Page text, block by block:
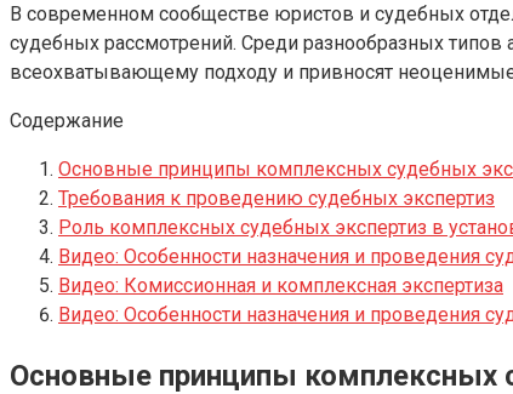
В современном сообществе юристов и судебных
судебных рассмотрений. Среди разнообразных
всеохватывающему подходу и привносят
Содержание
Основные принципы комплексных судебных
Требования к проведению судебных экспертиз
Роль комплексных судебных экспертиз в
Видео: Особенности назначения и проведения
Видео: Комиссионная и комплексная экспертиза
Видео: Особенности назначения и проведения
Основные принципы комплексных